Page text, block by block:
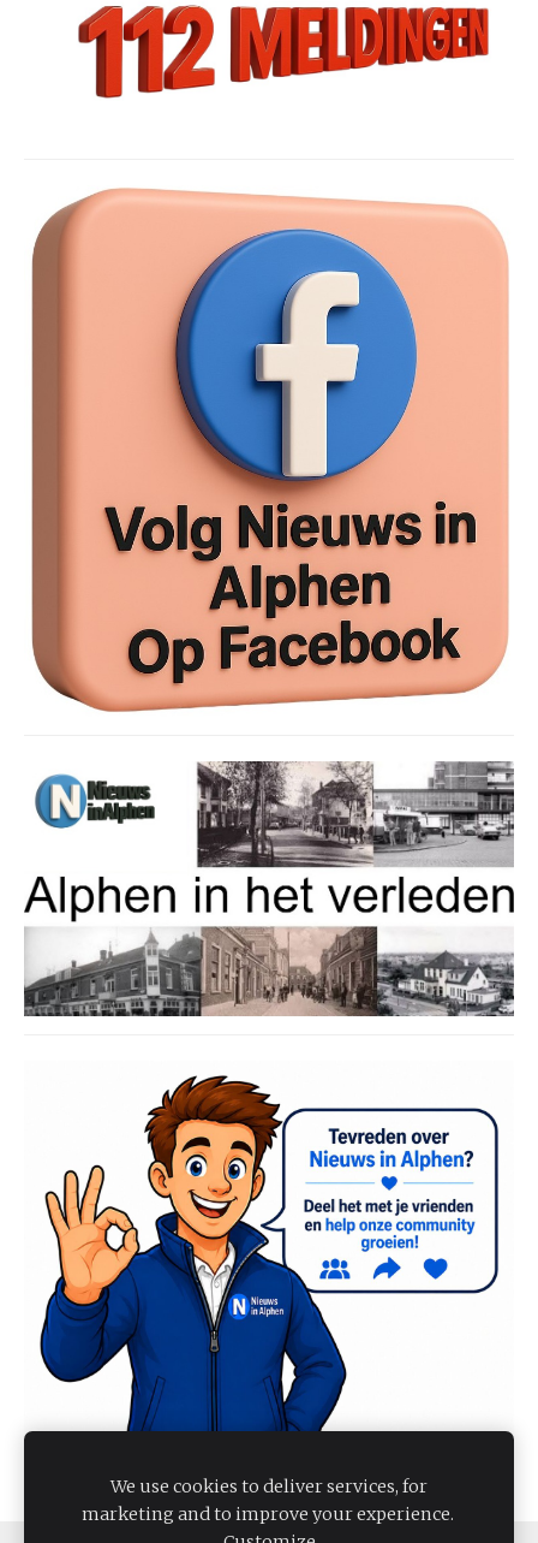
We use cookies to deliver services, for
marketing and to improve your experience.